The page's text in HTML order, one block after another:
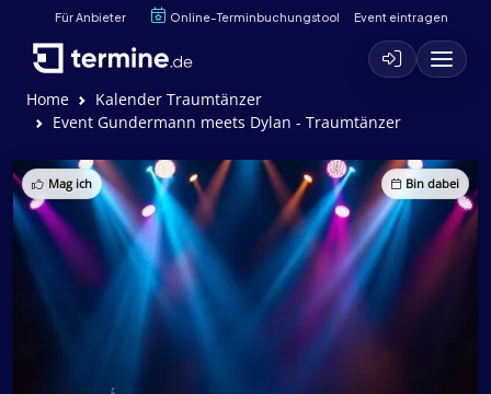
Für Anbieter Online-Terminbuchungstool Event eintragen
Home
Kalender Traumtänzer
Event Gundermann meets Dylan - Traumtänzer
Mag ich Bin dabei